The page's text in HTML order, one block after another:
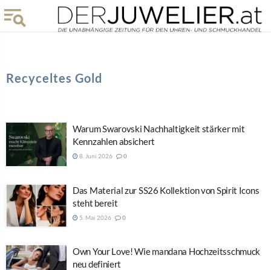
Recyceltes Gold
Warum Swarovski Nachhaltigkeit stärker mit
Kennzahlen absichert
8. Juni 2026 0
Das Material zur SS26 Kollektion von Spirit Icons
steht bereit
5. Mai 2026 0
Own Your Love! Wie mandana Hochzeitsschmuck
neu definiert